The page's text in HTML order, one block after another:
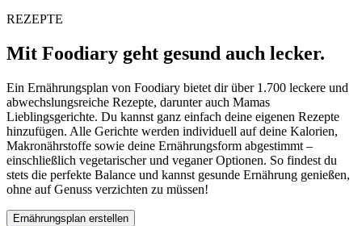
REZEPTE
Mit Foodiary geht gesund auch lecker.
Ein Ernährungsplan von Foodiary bietet dir über 1.700 leckere und
abwechslungsreiche Rezepte, darunter auch Mamas
Lieblingsgerichte. Du kannst ganz einfach deine eigenen Rezepte
hinzufügen. Alle Gerichte werden individuell auf deine Kalorien,
Makronährstoffe sowie deine Ernährungsform abgestimmt –
einschließlich vegetarischer und veganer Optionen. So findest du
stets die perfekte Balance und kannst gesunde Ernährung genießen,
ohne auf Genuss verzichten zu müssen!
Ernährungsplan erstellen